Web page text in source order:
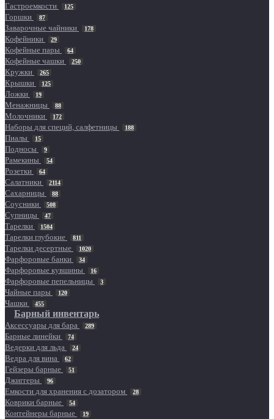
Гастроемкости 125
Горшки 87
Заварочные чайники 178
Кофейники 29
Кофейные пары 64
Кофейные чашки 250
Кружки 265
Крышки 125
Ложки 19
Менажницы 88
Молочники 172
Наборы для специй, салфетницы 188
Пиалы 15
Подносы 9
Рамекины 54
Розетки 64
Салатники 2114
Сахарницы 88
Соусники 508
Супницы 47
Тарелки 1504
Тарелки глубокие 811
Тарелки десертные 1020
Фарфоровые банки 34
Фарфоровые кувшины 16
Фарфоровые пепельницы 3
Чайные пары 120
Чашки 455
Барный инвентарь
Аксессуары для бара 289
Барные линейки 74
Ведерки для льда 24
Ведра для вина 62
Гейзеры барные 51
Джиггеры 96
Емкости для хранения с дозатором 28
Коврики барные 54
Контейнеры барные 19